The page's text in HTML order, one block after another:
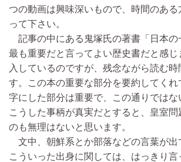
つの動画は興味深いもので、時間のある
って下さい。
記事の中にある鬼塚氏の著書「日本の
最も重要だと言ってよい歴史書だと感
入しているのですが、残念ながら読む
す。この本の重要な部分を要約してく
字にした部分は重要で、この通りではな
こうした事柄が真実だとすると、皇室問
のも無理はないと思います。
文中、朝鮮系とか部落などの言葉が出
こういった出身に関しては、はっきり